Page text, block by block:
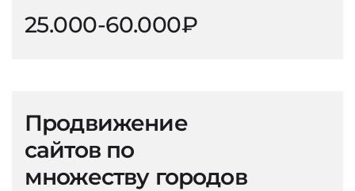
25.000-60.000₽
Продвижение
сайтов по
множеству городов